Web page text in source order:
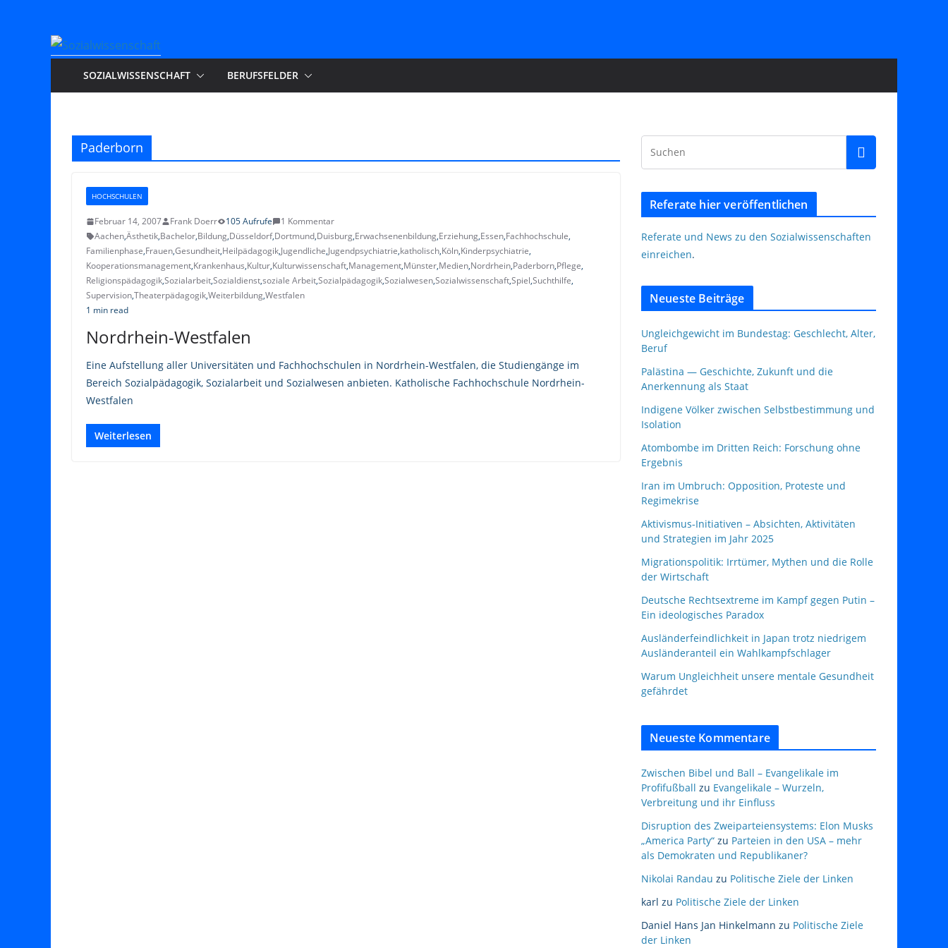
Inhalt
springen
SOZIALWISSENSCHAFT BERUFSFELDER
Paderborn
HOCHSCHULEN
Februar 14, 2007 Frank Doerr 105 Aufrufe
1 Kommentar
Aachen,Ästhetik,Bachelor,Bildung,Düsseldorf,Dortmund,Duisburg,Erwachsenenbildung,Erziehung,Essen,Fachhochschule,
Familienphase,Frauen,Gesundheit,Heilpädagogik,Jugendliche,Jugendpsychiatrie,katholisch,Köln,Kinderpsychiatrie,
Kooperationsmanagement,Krankenhaus,Kultur,Kulturwissenschaft,Management,Münster,Medien,Nordrhein,Paderborn,Pflege,
Religionspädagogik,Sozialarbeit,Sozialdienst,soziale Arbeit,Sozialpädagogik,Sozialwesen,Sozialwissenschaft,Spiel,Suchthilfe,
Supervision,Theaterpädagogik,Weiterbildung,Westfalen
1 min read
Nordrhein-Westfalen
Eine Aufstellung aller Universitäten und Fachhochschulen in Nordrhein-Westfalen, die Studiengänge im
Bereich Sozialpädagogik, Sozialarbeit und Sozialwesen anbieten. Katholische Fachhochschule Nordrhein-
Westfalen
Weiterlesen
Referate hier veröffentlichen
Referate und News zu den Sozialwissenschaften
einreichen.
Neueste Beiträge
Ungleichgewicht im Bundestag: Geschlecht, Alter,
Beruf
Palästina — Geschichte, Zukunft und die
Anerkennung als Staat
Indigene Völker zwischen Selbstbestimmung und
Isolation
Atombombe im Dritten Reich: Forschung ohne
Ergebnis
Iran im Umbruch: Opposition, Proteste und
Regimekrise
Aktivismus‑Initiativen – Absichten, Aktivitäten
und Strategien im Jahr 2025
Migrationspolitik: Irrtümer, Mythen und die Rolle
der Wirtschaft
Deutsche Rechtsextreme im Kampf gegen Putin –
Ein ideologisches Paradox
Ausländerfeindlichkeit in Japan trotz niedrigem
Ausländeranteil ein Wahlkampfschlager
Warum Ungleichheit unsere mentale Gesundheit
gefährdet
Neueste Kommentare
Zwischen Bibel und Ball – Evangelikale im
Profifußball zu Evangelikale – Wurzeln,
Verbreitung und ihr Einfluss
Disruption des Zweiparteiensystems: Elon Musks
„America Party“ zu Parteien in den USA – mehr
als Demokraten und Republikaner?
Nikolai Randau zu Politische Ziele der Linken
karl zu Politische Ziele der Linken
Daniel Hans Jan Hinkelmann zu Politische Ziele
der Linken